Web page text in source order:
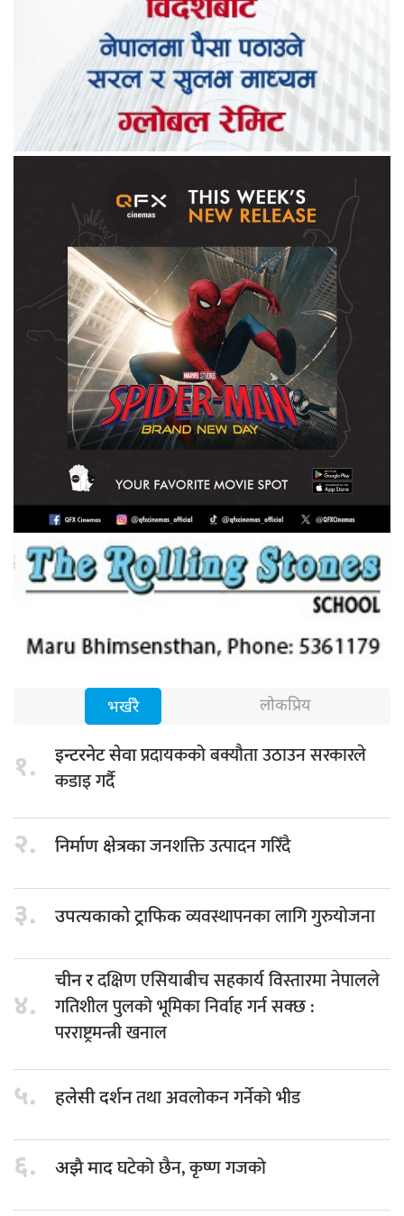
भर्खरै लोकप्रिय
१. इन्टरनेट सेवाप्रदायकको बक्यौता उठाउन सरकारले
कडाइ गर्दै
२. निर्माण क्षेत्रकाजनशक्ति उत्पादन गरिँदै
३. उपत्यकाको ट्राफिकव्यवस्थापनका लागि गुरुयोजना
४.
चीन रदक्षिण एसियाबीच सहकार्य विस्तारमा नेपालले
गतिशील पुलको भूमिका निर्वाह गर्न सक्छ :
परराष्ट्रमन्त्री खनाल
५. हलेसी दर्शनतथा अवलोकन गर्नेको भीड
६. अझै मादघटेको छैन, कृष्ण गजको